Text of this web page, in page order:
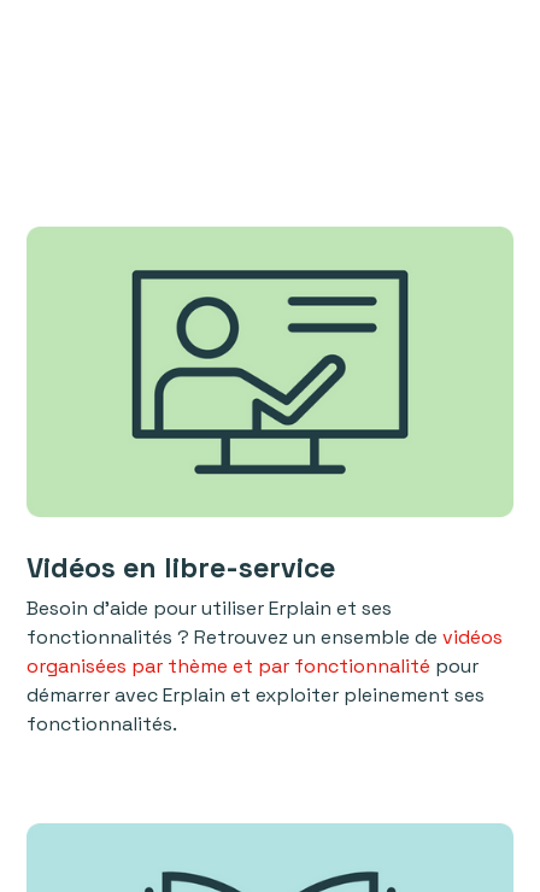
Vidéos en libre-service
Besoin d'aide pour utiliser Erplain et ses
fonctionnalités ? Retrouvez un ensemble devidéos
organisées par thème et par fonctionnalité pour
démarrer avec Erplain et exploiter pleinement ses
fonctionnalités.